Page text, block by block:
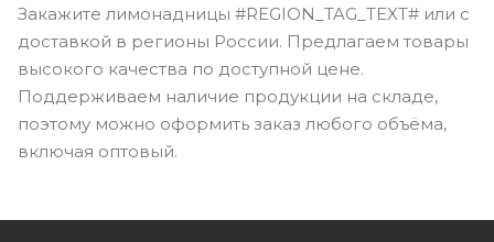
Закажите лимонадницы #REGION_TAG_TEXT# или с
доставкой в регионы России. Предлагаем товары
высокого качества по доступной цене.
Поддерживаем наличие продукции на складе,
поэтому можно оформить заказ любого объёма,
включая оптовый.